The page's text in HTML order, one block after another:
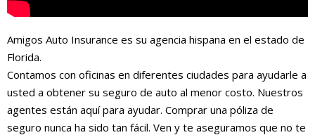
Amigos Auto Insurance es su agencia hispana en el estado de
Florida.
Contamos con oficinas en diferentes ciudades para ayudarle a
usted a obtener su seguro de auto al menor costo. Nuestros
agentes están aquí para ayudar. Comprar una póliza de
seguro nunca ha sido tan fácil. Ven y te aseguramos que no te